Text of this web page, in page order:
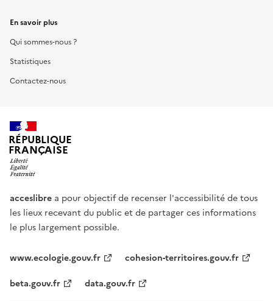
En savoir plus
Qui sommes-nous ?
Statistiques
Contactez-nous
RÉPUBLIQUE
FRANÇAISE
acceslibre a pour objectif de recenser l'accessibilité de tous
les lieux recevant du public et de partager ces informations
le plus largement possible.
www.ecologie.gouv.fr
cohesion-territoires.gouv.fr
beta.gouv.fr
data.gouv.fr